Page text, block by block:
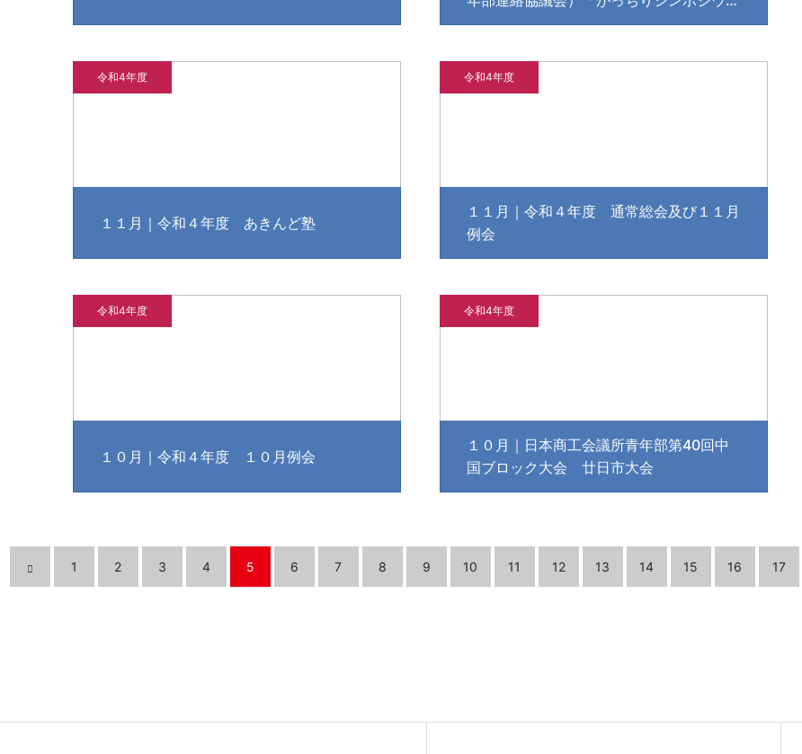
ム」
令和4年度
１１月｜令和４年度 あきんど塾
令和4年度
１１月｜令和４年度 通常総会及び１１月
例会
令和4年度
１０月｜令和４年度 １０月例会
令和4年度
１０月｜日本商工会議所青年部第40回中
国ブロック大会 廿日市大会
1 2 3 4 5 6 7 8 9 10 11 12 13 14 15 16 17